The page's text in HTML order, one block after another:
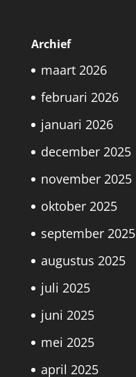
Archief
maart 2026
februari 2026
januari 2026
december 2025
november 2025
oktober 2025
september 2025
augustus 2025
juli 2025
juni 2025
mei 2025
april 2025